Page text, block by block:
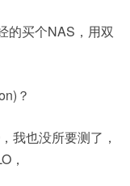
的买个NAS，用双
？
我也没所要测了，
，